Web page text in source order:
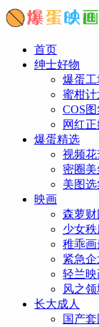
首页
绅士好物
爆蛋工
蜜柑计
COS
网红正
爆蛋精选
视频花
密圈美
美图
映画
森萝财
少女
稚乖画
紧急企
轻兰映
风之
长大成人
国产套